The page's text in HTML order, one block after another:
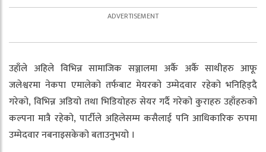
उहाँले अहिले विभिन्न सामाजिक सञ्जालमा अर्कै अर्कै साथीहरु आफू
जलेश्वरमा नेकपा एमालेको तर्फबाट मेयरको उम्मेदवार रहेको भनिहिड्दै
गरेको, विभिन्न अडियो तथा भिडियोहरु सेयर गर्दै गरेको कुराहरु उहाँहरुको
कल्पना मात्रै रहेको, पार्टीले अहिलेसम्म कसैलाई पनि आधिकारिक रुपमा
उम्मेदवार नबनाइसकेको बताउनुभयो ।